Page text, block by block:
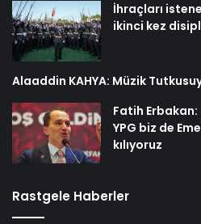
İhraçları
ikinci kez
Alaaddin KAHYA: Müzik
Fatih
YPG biz de
kılıyoruz
Rastgele Haberler